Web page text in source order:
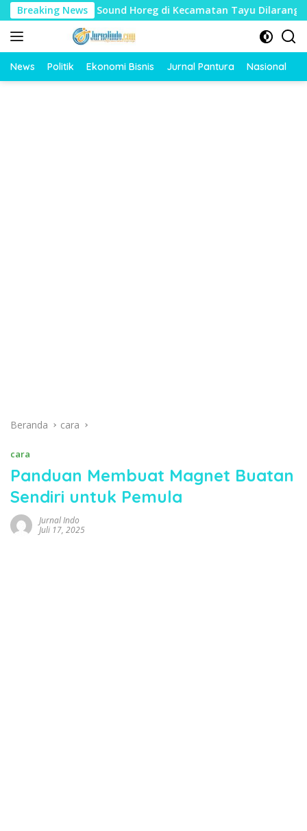
Langsung
ke
konten
Breaking News
Sound Horeg di Kecamatan Tayu Dilarang
News Politik Ekonomi Bisnis Jurnal Pantura Nasional
Beranda cara
cara
Panduan Membuat Magnet Buatan
Sendiri untuk Pemula
Jurnal Indo
Juli 17, 2025